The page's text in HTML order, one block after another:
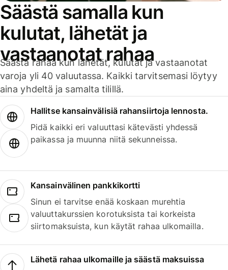
Säästä samalla kun
kulutat, lähetät ja
vastaanotat rahaa
Säästä rahaa kun lähetät, kulutat ja vastaanotat
varoja yli 40 valuutassa. Kaikki tarvitsemasi löytyy
aina yhdeltä ja samalta tilillä.
Hallitse kansainvälisiä rahansiirtoja lennosta.
Pidä kaikki eri valuuttasi kätevästi yhdessä
paikassa ja muunna niitä sekunneissa.
Kansainvälinen pankkikortti
Sinun ei tarvitse enää koskaan murehtia
valuuttakurssien korotuksista tai korkeista
siirtomaksuista, kun käytät rahaa ulkomailla.
Lähetä rahaa ulkomaille ja säästä maksuissa